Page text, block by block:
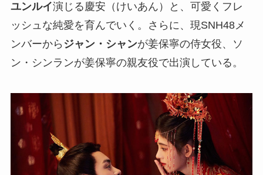
ユンルイ演じる慶安（けいあん）と、可愛くフレ
ッシュな純愛を育んでいく。さらに、現SNH48メ
ンバーから ジャン・シャンが姜保寧の侍女役、ソ
ン・シンランが姜保寧の親友役で出演している。